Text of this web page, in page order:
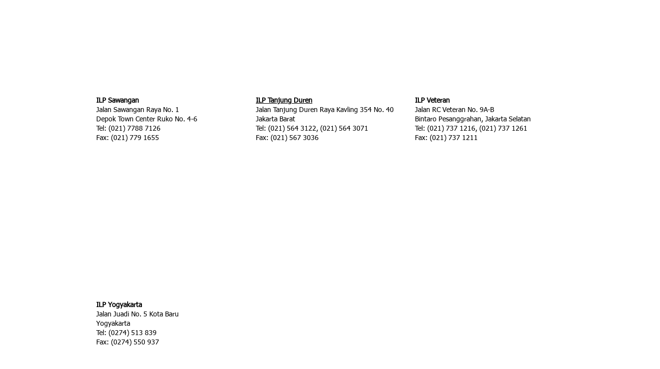
ILP Sawangan
Jalan Sawangan Raya No. 1
Depok Town Center Ruko No. 4-6
Tel: (021) 7788 7126
Fax: (021) 779 1655
ILP Tanjung Duren
Jalan Tanjung Duren Raya Kavling 354 No. 40
Jakarta Barat
Tel: (021) 564 3122, (021) 564 3071
Fax: (021) 567 3036
ILP Veteran
Jalan RC Veteran No. 9A-B
Bintaro Pesanggrahan, Jakarta Selatan
Tel: (021) 737 1216, (021) 737 1261
Fax: (021) 737 1211
ILP Yogyakarta
Jalan Juadi No. 5 Kota Baru
Yogyakarta
Tel: (0274) 513 839
Fax: (0274) 550 937